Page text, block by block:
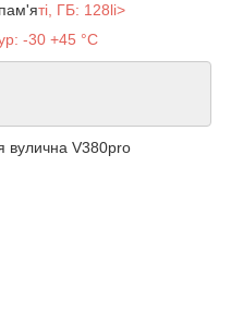
ті, ГБ: 128li>
-30 +45 °C
вулична V380pro